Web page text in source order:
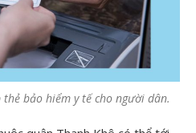
thẻ bảo hiểm y tế cho người dân.